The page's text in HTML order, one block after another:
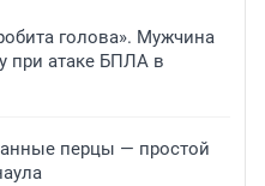
голова». Мужчина
при атаке БПЛА в
перцы — простой